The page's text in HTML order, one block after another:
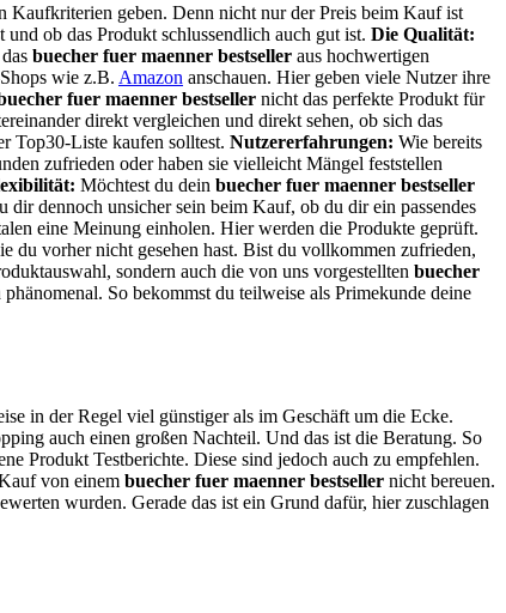
geben. Denn nicht nur der Preis beim Kauf ist
ob das Produkt schlussendlich auch gut ist. Die Qualität:
buecher fuer maenner bestseller aus hochwertigen
wie z.B. Amazon anschauen. Hier geben viele Nutzer ihre
fuer maenner bestseller nicht das perfekte Produkt für
direkt vergleichen und direkt sehen, ob sich das
Top30-Liste kaufen solltest. Nutzererfahrungen: Wie bereits
zufrieden oder haben sie vielleicht Mängel feststellen
Möchtest du dein buecher fuer maenner bestseller
dir dennoch unsicher sein beim Kauf, ob du dir ein passendes
eine Meinung einholen. Hier werden die Produkte geprüft.
du vorher nicht gesehen hast. Bist du vollkommen zufrieden,
sondern auch die von uns vorgestellten buecher
So bekommst du teilweise als Primekunde deine
in der Regel viel günstiger als im Geschäft um die Ecke.
auch einen großen Nachteil. Und das ist die Beratung. So
Produkt Testberichte. Diese sind jedoch auch zu empfehlen.
von einem buecher fuer maenner bestseller nicht bereuen.
wurden. Gerade das ist ein Grund dafür, hier zuschlagen